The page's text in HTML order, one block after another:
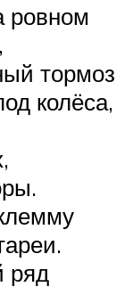
ровном
тормоз
колёса,
ряд